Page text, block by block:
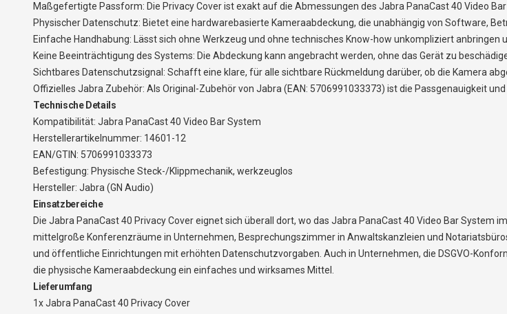
Maßgefertigte Passform: Die Privacy Cover ist exakt auf die Abmessungen des Jabra PanaCast 40 Video
Physischer Datenschutz: Bietet eine hardwarebasierte Kameraabdeckung, die unabhängig von Software,
Einfache Handhabung: Lässt sich ohne Werkzeug und ohne technisches Know-how unkompliziert
Keine Beeinträchtigung des Systems: Die Abdeckung kann angebracht werden, ohne das Gerät zu
Sichtbares Datenschutzsignal: Schafft eine klare, für alle sichtbare Rückmeldung darüber, ob die Kamera
Offizielles Jabra Zubehör: Als Original-Zubehör von Jabra (EAN: 5706991033373) ist die Passgenauigkeit
Technische Details
Kompatibilität: Jabra PanaCast 40 Video Bar System
Herstellerartikelnummer: 14601-12
EAN/GTIN: 5706991033373
Befestigung: Physische Steck-/Klippmechanik, werkzeuglos
Hersteller: Jabra (GN Audio)
Einsatzbereiche
Die Jabra PanaCast 40 Privacy Cover eignet sich überall dort, wo das Jabra PanaCast 40 Video Bar System
mittelgroße Konferenzräume in Unternehmen, Besprechungszimmer in Anwaltskanzleien und
und öffentliche Einrichtungen mit erhöhten Datenschutzvorgaben. Auch in Unternehmen, die DSGVO-
die physische Kameraabdeckung ein einfaches und wirksames Mittel.
Lieferumfang
1x Jabra PanaCast 40 Privacy Cover